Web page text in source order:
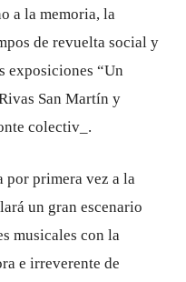
a la memoria, la
de revuelta social y
exposiciones “Un
San Martín y
colectiv_.
por primera vez a la
un gran escenario
musicales con la
e irreverente de